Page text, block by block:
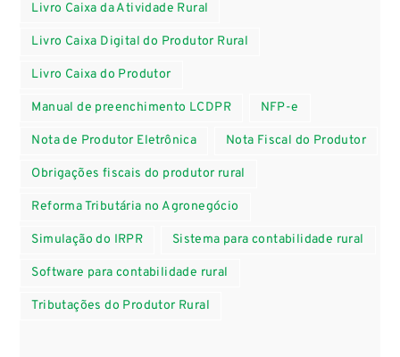
Livro Caixa da Atividade Rural
Livro Caixa Digital do Produtor Rural
Livro Caixa do Produtor
Manual de preenchimento LCDPR NFP-e
Nota de Produtor Eletrônica Nota Fiscal do Produtor
Obrigações fiscais do produtor rural
Reforma Tributária no Agronegócio
Simulação do IRPR Sistema para contabilidade rural
Software para contabilidade rural
Tributações do Produtor Rural